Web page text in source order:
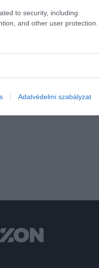
to security, including
and other user protection.
Adatvédelmi szabályzat